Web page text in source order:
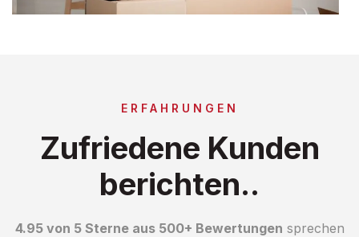
ERFAHRUNGEN
Zufriedene Kunden
berichten..
4.95 von 5 Sterne aus 500+ Bewertungen sprechen